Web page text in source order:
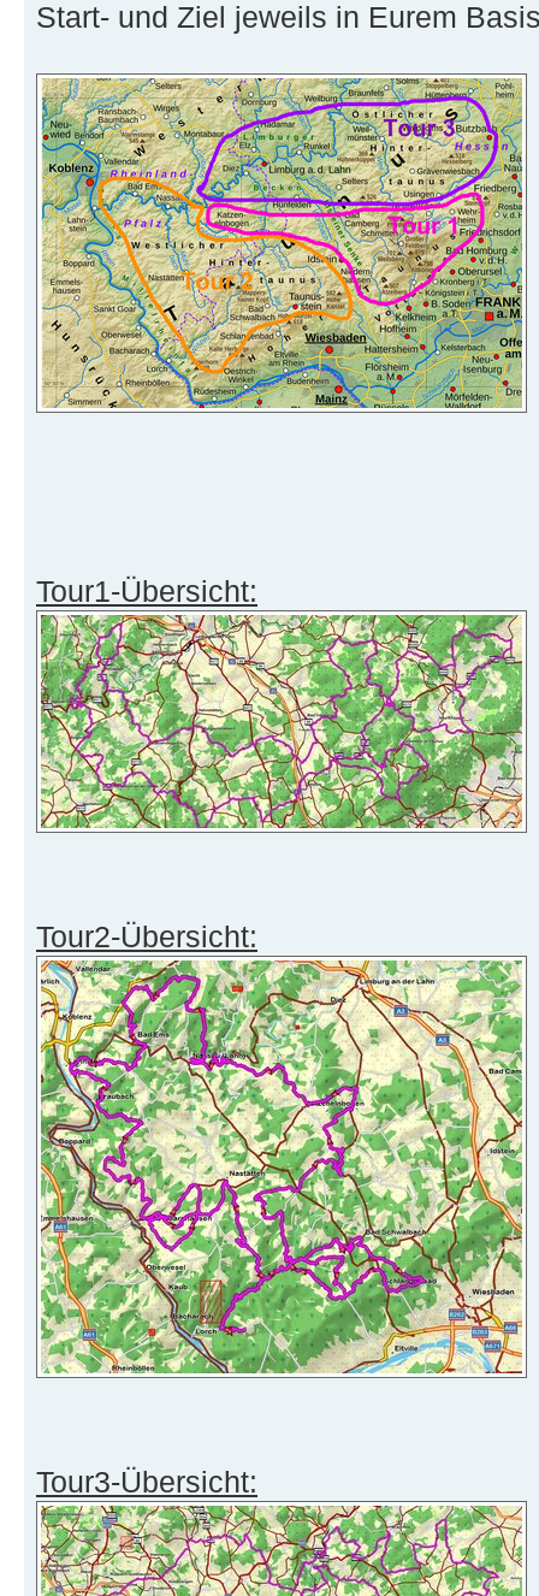
Start- und Ziel jeweils in Eurem
Tour1-Übersicht:
Tour2-Übersicht:
Tour3-Übersicht: